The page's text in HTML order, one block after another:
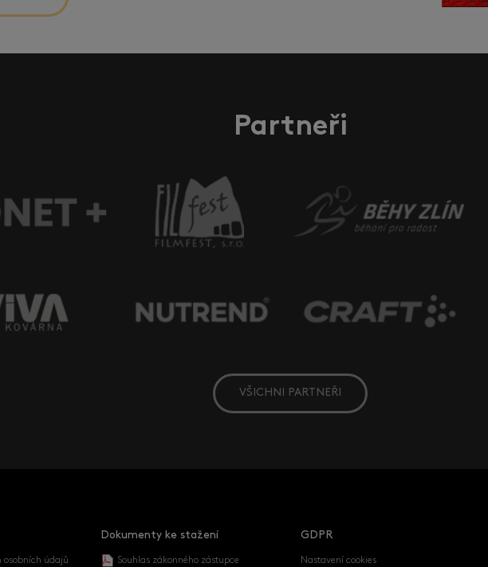
Partneři
VŠICHNI PARTNEŘI
osobních údajů
Dokumenty ke stažení
Souhlas zákonného zástupce
GDPR
Nastavení cookies